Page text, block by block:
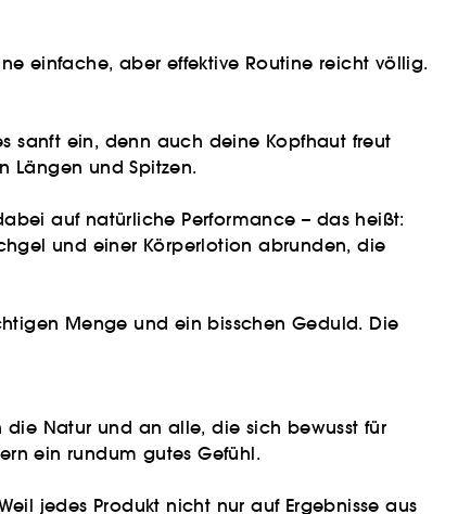
einfache, aber effektive Routine reicht völlig.
sanft ein, denn auch deine Kopfhaut freut
Längen und Spitzen.
auf natürliche Performance – das heißt:
und einer Körperlotion abrunden, die
Menge und ein bisschen Geduld. Die
Natur und an alle, die sich bewusst für
ein rundum gutes Gefühl.
jedes Produkt nicht nur auf Ergebnisse aus